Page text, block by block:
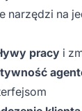
narzędzi na
pracy i